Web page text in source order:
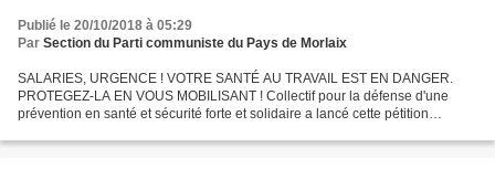
sur la santé au travail
Publié le 20/10/2018 à 05:29
Par Section du Parti communiste du Pays de Morlaix
SALARIES, URGENCE ! VOTRE SANTÉ AU TRAVAIL EST EN DANGER.
PROTEGEZ-LA EN VOUS MOBILISANT ! Collectif pour la défense d'une
prévention en santé et sécurité forte et solidaire a lancé cette pétition